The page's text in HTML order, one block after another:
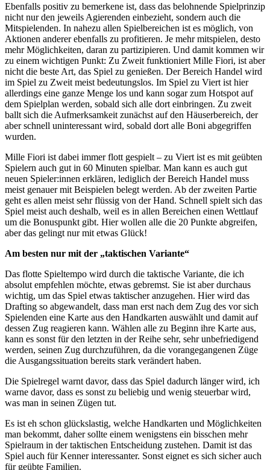
Ebenfalls positiv zu bemerkene ist, dass das belohnende Spielprinzip
nicht nur den jeweils Agierenden einbezieht, sondern auch die
Mitspielenden. In nahezu allen Spielbereichen ist es möglich, von
Aktionen anderer ebenfalls zu profitieren. Je mehr mitspielen, desto
mehr Möglichkeiten, daran zu partizipieren. Und damit kommen wir
zu einem wichtigen Punkt: Zu Zweit funktioniert Mille Fiori, ist aber
nicht die beste Art, das Spiel zu genießen. Der Bereich Handel wird
im Spiel zu Zweit meist bedeutungslos. Im Spiel zu Viert ist hier
allerdings eine ganze Menge los und kann sogar zum Hotspot auf
dem Spielplan werden, sobald sich alle dort einbringen. Zu zweit
ballt sich die Aufmerksamkeit zunächst auf den Häuserbereich, der
aber schnell uninteressant wird, sobald dort alle Boni abgegriffen
wurden.
Mille Fiori ist dabei immer flott gespielt – zu Viert ist es mit geübten
Spielern auch gut in 60 Minuten spielbar. Man kann es auch gut
neuen Spieler:innen erklären, lediglich der Bereich Handel muss
meist genauer mit Beispielen belegt werden. Ab der zweiten Partie
geht es allen meist sehr flüssig von der Hand. Schnell spielt sich das
Spiel meist auch deshalb, weil es in allen Bereichen einen Wettlauf
um die Bonuspunkt gibt. Hier wollen alle die 20 Punkte abgreifen,
aber das gelingt nur mit etwas Glück!
Am besten nur mit der „taktischen Variante“
Das flotte Spieltempo wird durch die taktische Variante, die ich
absolut empfehlen möchte, etwas gebremst. Sie ist aber durchaus
wichtig, um das Spiel etwas taktischer anzugehen. Hier wird das
Drafting so abgewandelt, dass man erst nach dem Zug des vor sich
Spielenden eine Karte aus den Handkarten auswählt und damit auf
dessen Zug reagieren kann. Wählen alle zu Beginn ihre Karte aus,
kann es sonst für den letzten in der Reihe sehr, sehr unbefriedigend
werden, seinen Zug durchzuführen, da die vorangegangenen Züge
die Ausgangssituation bereits stark verändert haben.
Die Spielregel warnt davor, dass das Spiel dadurch länger wird, ich
warne davor, dass es sonst zu beliebig und wenig steuerbar wird,
was man in seinen Zügen tut.
Es ist eh schon glückslastig, welche Handkarten und Möglichkeiten
man bekommt, daher sollte einem wenigstens ein bisschen mehr
Spielraum in der taktischen Entscheidung zustehen. Damit ist das
Spiel auch für Kenner interessanter. Sonst eignet es sich sicher auch
für geübte Familien.